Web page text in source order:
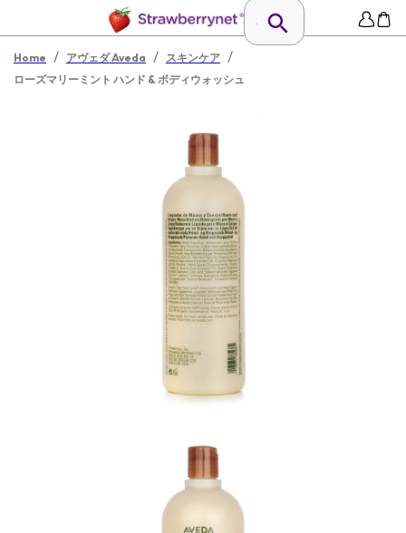
Home / アヴェダ Aveda / スキンケア /
ローズマリーミント ハンド & ボディウォッシュ